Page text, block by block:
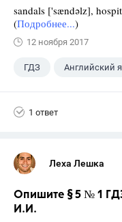
sandals ['sændəlz],
(Подробнее...)
12 ноября 2017
ГДЗ Английский
1 ответ
Леха Лешка
Опишите § 5 № 1
И.И.